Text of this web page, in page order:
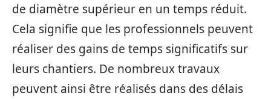
de diamètre supérieur en un temps réduit.
Cela signifie que les professionnels peuvent
réaliser des gains de temps significatifs sur
leurs chantiers. De nombreux travaux
peuvent ainsi être réalisés dans des délais